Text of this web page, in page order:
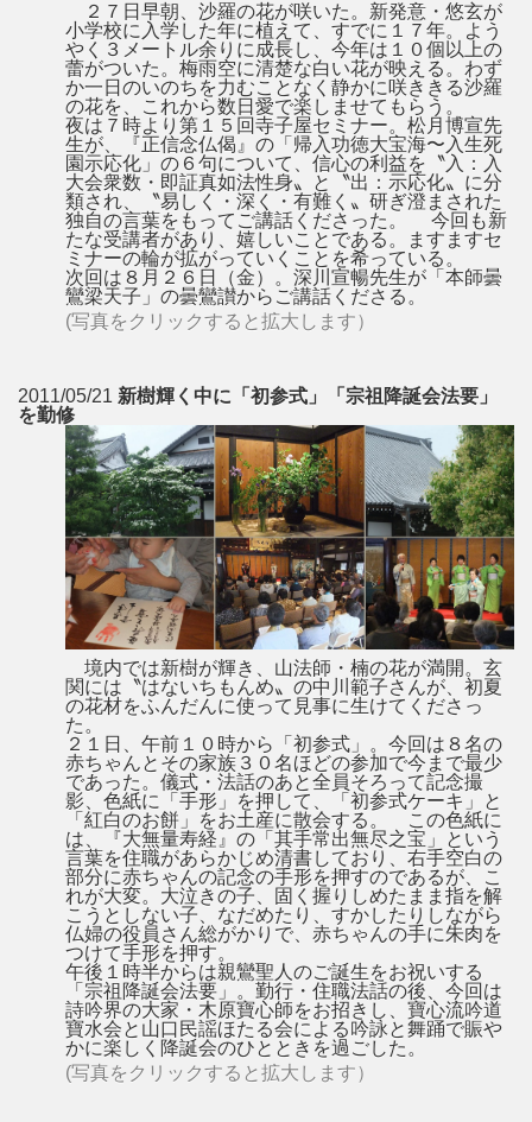
２７日早朝、沙羅の花が咲いた。新発意・悠玄が
小学校に入学した年に植えて、すでに１７年。よう
やく３メートル余りに成長し、今年は１０個以上の
蕾がついた。梅雨空に清楚な白い花が映える。わず
か一日のいのちを力むことなく静かに咲ききる沙羅
の花を、これから数日愛で楽しませてもらう。
夜は７時より第１５回寺子屋セミナー。松月博宣先
生が、『正信念仏偈』の「帰入功徳大宝海〜入生死
園示応化」の６句について、信心の利益を〝入：入
大会衆数・即証真如法性身〟と〝出：示応化〟に分
類され、〝易しく・深く・有難く〟研ぎ澄まされた
独自の言葉をもってご講話くださった。 今回も新
たな受講者があり、嬉しいことである。ますますセ
ミナーの輪が拡がっていくことを希っている。
次回は８月２６日（金）。深川宣暢先生が「本師曇
鸞梁天子」の曇鸞讃からご講話くださる。
(写真をクリックすると拡大します）
2011/05/21 新樹輝く中に「初参式」「宗祖降誕会法要」
を勤修
境内では新樹が輝き、山法師・楠の花が満開。玄
関には〝はないちもんめ〟の中川範子さんが、初夏
の花材をふんだんに使って見事に生けてくださっ
た。
２１日、午前１０時から「初参式」。今回は８名の
赤ちゃんとその家族３０名ほどの参加で今まで最少
であった。儀式・法話のあと全員そろって記念撮
影、色紙に「手形」を押して、「初参式ケーキ」と
「紅白のお餅」をお土産に散会する。 この色紙に
は、『大無量寿経』の「其手常出無尽之宝」という
言葉を住職があらかじめ清書しており、右手空白の
部分に赤ちゃんの記念の手形を押すのであるが、こ
れが大変。大泣きの子、固く握りしめたまま指を解
こうとしない子、なだめたり、すかしたりしながら
仏婦の役員さん総がかりで、赤ちゃんの手に朱肉を
つけて手形を押す。
午後１時半からは親鸞聖人のご誕生をお祝いする
「宗祖降誕会法要」。勤行・住職法話の後、今回は
詩吟界の大家・木原寶心師をお招きし、寶心流吟道
寶水会と山口民謡ほたる会による吟詠と舞踊で賑や
かに楽しく降誕会のひとときを過ごした。
(写真をクリックすると拡大します）